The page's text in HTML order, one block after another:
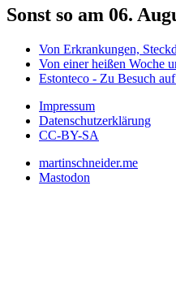
Sonst so am 06.
Von Erkrankungen,
Von einer heißen Woche
Estonteco - Zu Besuch
Impressum
Datenschutzerklärung
CC-BY-SA
martinschneider.me
Mastodon